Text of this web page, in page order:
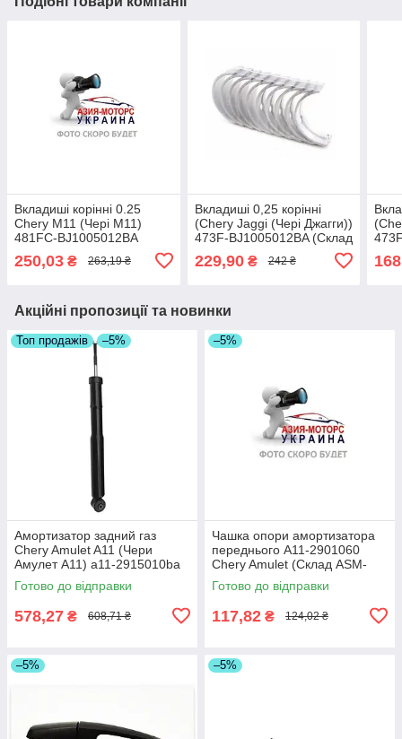
Вкладиші корінні 0.25
Chery M11 (Чері М11)
481FC-BJ1005012BA
250,03 ₴ 263,19 ₴
Вкладиші 0,25 корінні
(Chery Jaggi (Чері Джагги))
473F-BJ1005012BA (Склад
229,90₴ 242 ₴
Акційні пропозиції та новинки
Топ продажів –5%
Амортизатор задний газ
Chery Amulet A11 (Чери
Амулет А11) a11-2915010ba
(Склад ASM-UKR)
Готово до відправки
578,27 ₴ 608,71 ₴
–5%
Чашка опори амортизатора
переднього A11-2901060
Chery Amulet (Склад ASM-
UKR)
Готово до відправки
117,82 ₴ 124,02 ₴
–5% –5%